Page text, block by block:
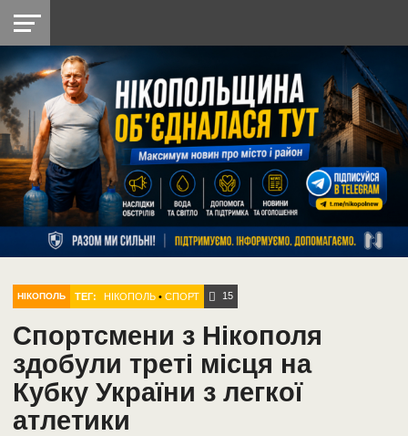
НІКОПОЛЬ
РАЙОН
СІЧЕСЛАВСЬКА
УКРАЇНА
РЕТРО
НІКОПОЛЬ
ЛАЙТ
УКРАЇНА
ДОПОМОГА
РАДІО
НІКОПОЛЬ ТЕГ: НІКОПОЛЬ •СПОРТ 15
Спортсмени з Нікополя
здобули треті місця на
Кубку України з легкої
атлетики